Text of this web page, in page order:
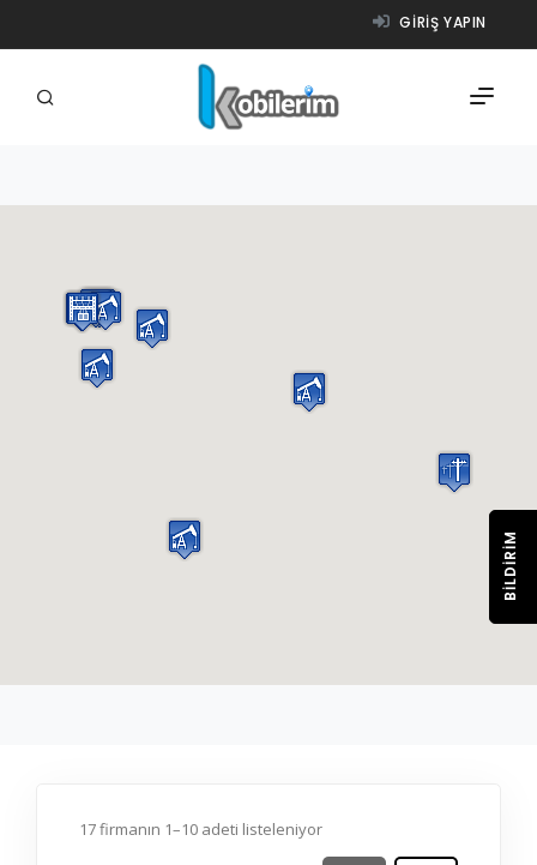
GIRIŞ YAPIN
NASIL ÇALIŞIR?
YARDIM
17 firmanın 1–10 adeti listeleniyor
BILDIRIM